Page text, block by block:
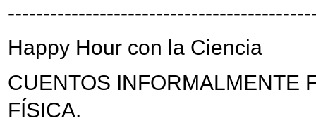
Happy Hour con la Ciencia
CUENTOS INFORMALMENTE
FÍSICA.